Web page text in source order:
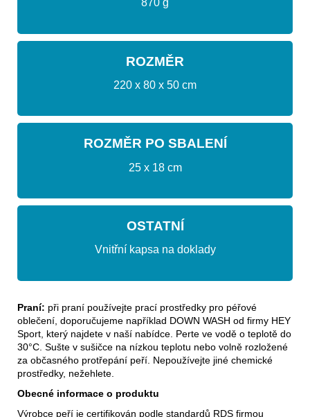
870 g
ROZMĚR
220 x 80 x 50 cm
ROZMĚR PO SBALENÍ
25 x 18 cm
OSTATNÍ
Vnitřní kapsa na doklady
Praní: při praní používejte prací prostředky pro péřové
oblečení, doporučujeme například DOWN WASH od firmy HEY
Sport, který najdete v naší nabídce. Perte ve vodě o teplotě do
30°C. Sušte v sušičce na nízkou teplotu nebo volně rozložené
za občasného protřepání peří. Nepoužívejte jiné chemické
prostředky, nežehlete.
Obecné informace o produktu
Výrobce peří je certifikován podle standardů RDS firmou